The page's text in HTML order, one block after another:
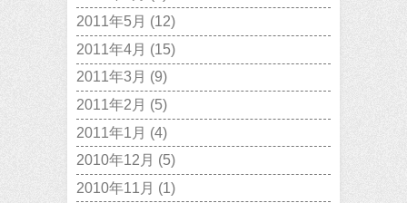
2011年5月 (12)
2011年4月 (15)
2011年3月 (9)
2011年2月 (5)
2011年1月 (4)
2010年12月 (5)
2010年11月 (1)